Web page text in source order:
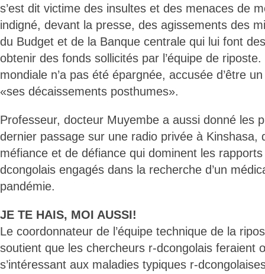
s’est dit victime des insultes et des menaces de
indigné, devant la presse, des agissements des
du Budget et de la Banque centrale qui lui font
obtenir des fonds sollicités par l’équipe de
mondiale n’a pas été épargnée, accusée d’être
«ses décaissements posthumes».
Professeur, docteur Muyembe a aussi donné les
dernier passage sur une radio privée à Kinshasa,
méfiance et de défiance qui dominent les
dcongolais engagés dans la recherche d’un
pandémie.
JE TE HAIS, MOI AUSSI!
Le coordonnateur de l’équipe technique de la
soutient que les chercheurs r-dcongolais feraient
s’intéressant aux maladies typiques r-